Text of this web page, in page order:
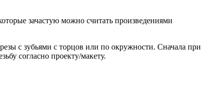
зачастую можно считать произведениями
с зубьями с торцов или по окружности. Сначала при
согласно проекту/макету.